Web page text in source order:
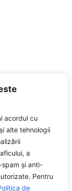
acordul cu
alte tehnologii
a
și anti-
Pentru
de
(în spatele